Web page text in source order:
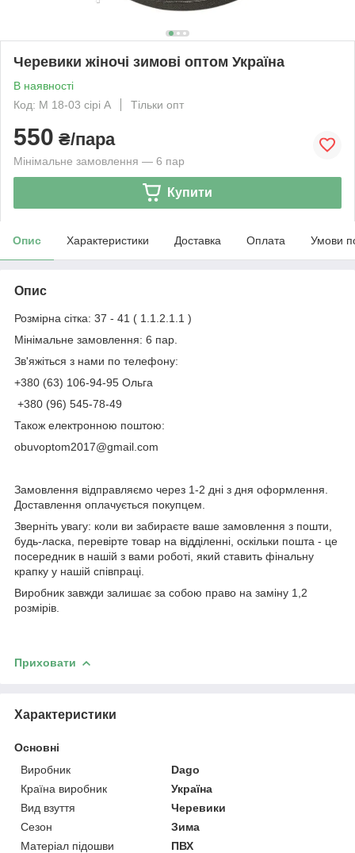
Черевики жіночі зимові оптом Україна
В наявності
Код: М 18-03 сірі А
Тільки опт
550 ₴/пара
Мінімальне замовлення — 6 пар
Купити
Опис Характеристики Доставка Оплата Умови
Опис
Розмірна сітка: 37 - 41 ( 1.1.2.1.1 )
Мінімальне замовлення: 6 пар.
Зв'яжіться з нами по телефону:
+380 (63) 106-94-95 Ольга
+380 (96) 545-78-49
Також електронною поштою:
obuvoptom2017@gmail.com
Замовлення відправляємо через 1-2 дні з дня оформлення.
Доставлення оплачується покупцем.
Зверніть увагу: коли ви забираєте ваше замовлення з пошти,
будь-ласка, перевірте товар на відділенні, оскільки пошта - це
посередник в нашій з вами роботі, який ставить фінальну
крапку у нашій співпраці.
Виробник завжди залишає за собою право на заміну 1,2
розмірів.
Приховати
Характеристики
Основні
Виробник
Dago
Країна виробник
Україна
Вид взуття
Черевики
Сезон
Зима
Матеріал підошви
ПВХ